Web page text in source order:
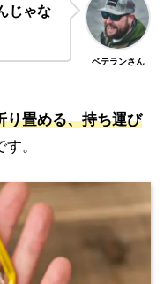
じゃな
ベテランさん
り畳める、持ち運び
す。